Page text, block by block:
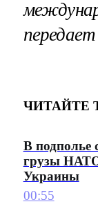
передает
ЧИТАЙТЕ
В подполье
грузы НАТО
Украины
00:55